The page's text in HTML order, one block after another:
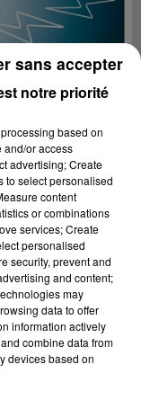
notre priorité
based on
and/or access
advertising; Create
to select personalised
content
or combinations
services; Create
personalised
security, prevent and
and content;
may
data to offer
information actively
combine data from
devices based on
sans accepter